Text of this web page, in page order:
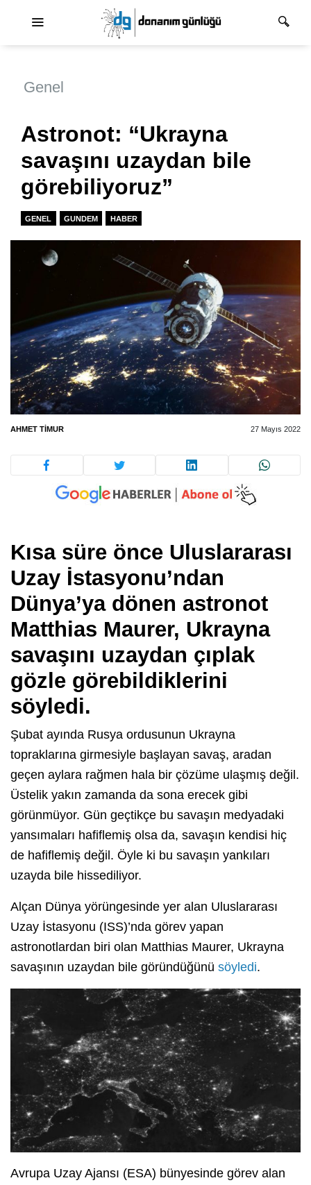
Genel
Astronot: “Ukrayna
savaşını uzaydan bile
görebiliyoruz”
GENEL GUNDEM HABER
AHMET TIMUR 27 Mayıs 2022
Kısa süre önce Uluslararası
Uzay İstasyonu’ndan
Dünya’ya dönen astronot
Matthias Maurer, Ukrayna
savaşını uzaydan çıplak
gözle görebildiklerini
söyledi.
Şubat ayında Rusya ordusunun Ukrayna
topraklarına girmesiyle başlayan savaş, aradan
geçen aylara rağmen hala bir çözüme ulaşmış değil.
Üstelik yakın zamanda da sona erecek gibi
görünmüyor. Gün geçtikçe bu savaşın medyadaki
yansımaları hafiflemiş olsa da, savaşın kendisi hiç
de hafiflemiş değil. Öyle ki bu savaşın yankıları
uzayda bile hissediliyor.
Alçan Dünya yörüngesinde yer alan Uluslararası
Uzay İstasyonu (ISS)’nda görev yapan
astronotlardan biri olan Matthias Maurer, Ukrayna
savaşının uzaydan bile göründüğünü söyledi.
Avrupa Uzay Ajansı (ESA) bünyesinde görev alan